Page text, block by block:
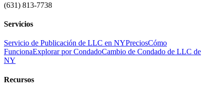
(631) 813-7738
Servicios
Servicio de Publicación de LLC en NYPreciosCómo
FuncionaExplorar por CondadoCambio de Condado de LLC de
NY
Recursos